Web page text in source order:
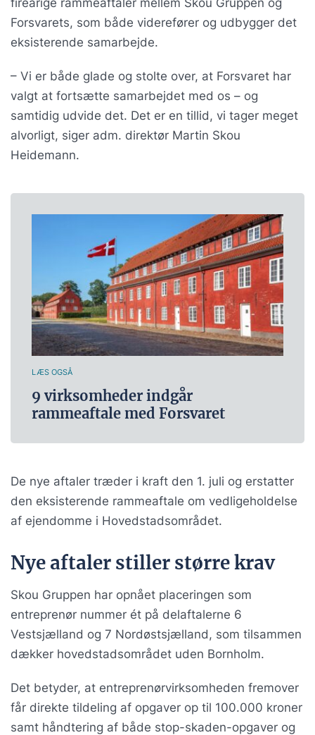
Forsvarets, som både viderefører og udbygger det
eksisterende samarbejde.
– Vi er både glade og stolte over, at Forsvaret har
valgt at fortsætte samarbejdet med os – og
samtidig udvide det. Det er en tillid, vi tager meget
alvorligt, siger adm. direktør Martin Skou
Heidemann.
LÆS OGSÅ
9 virksomheder indgår
rammeaftale med Forsvaret
De nye aftaler træder i kraft den 1. juli og erstatter
den eksisterende rammeaftale om vedligeholdelse
af ejendomme i Hovedstadsområdet.
Nye aftaler stiller større krav
Skou Gruppen har opnået placeringen som
entreprenør nummer ét på delaftalerne 6
Vestsjælland og 7 Nordøstsjælland, som tilsammen
dækker hovedstadsområdet uden Bornholm.
Det betyder, at entreprenørvirksomheden fremover
får direkte tildeling af opgaver op til 100.000 kroner
samt håndtering af både stop-skaden-opgaver og